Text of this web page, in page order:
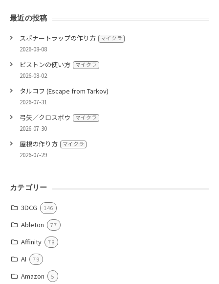
最近の投稿
スポナートラップの作り方 マイクラ
2026-08-08
ピストンの使い方 マイクラ
2026-08-02
タルコフ (Escape from Tarkov)
2026-07-31
弓矢／クロスボウ マイクラ
2026-07-30
屋根の作り方 マイクラ
2026-07-29
カテゴリー
3DCG 146
Ableton 77
Affinity 78
AI 79
Amazon 5